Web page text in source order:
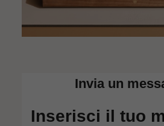
Invia un
Inserisci il tuo